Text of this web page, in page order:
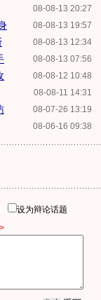
08-08-13 20:27
08-08-13 19:57
08-08-13 12:34
08-08-13 07:56
08-08-12 10:48
08-08-11 14:31
08-07-26 13:19
08-06-16 09:38
设为辩论话题